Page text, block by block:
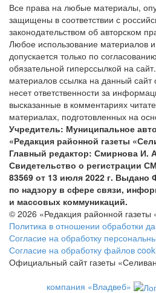
Все права на любые материалы,
защищены в соответствии с
законодательством об авторском
Любое использование материалов
допускается только по
обязательной гиперссылкой на
материалов ссылка на данный сайт
несет ответственности за
высказанные в комментариях
материалах, подготовленных на
Учредитель: Муниципальное
«Редакция районной газеты
Главный редактор: Смирнова И.
Свидетельство о регистрации
83569 от 13 июля 2022 г.
по надзору в сфере связи,
и массовых коммуникаций.
© 2026 «Редакция районной газеты
Политика в отношении обработки
Согласие на обработку
Согласие на обработку файлов
Официальный сайт газеты
компания «Владвеб»